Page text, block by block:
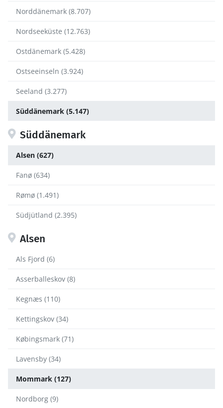
Norddänemark (8.707)
Nordseeküste (12.763)
Ostdänemark (5.428)
Ostseeinseln (3.924)
Seeland (3.277)
Süddänemark (5.147)
Süddänemark
Alsen (627)
Fanø (634)
Rømø (1.491)
Südjütland (2.395)
Alsen
Als Fjord (6)
Asserballeskov (8)
Kegnæs (110)
Kettingskov (34)
Købingsmark (71)
Lavensby (34)
Mommark (127)
Nordborg (9)